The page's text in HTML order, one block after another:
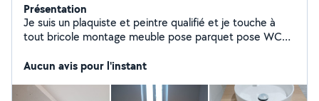
Présentation
Je suis un plaquiste et peintre qualifié et je touche à
tout bricole montage meuble pose parquet pose WC
Aucun avis pour l'instant